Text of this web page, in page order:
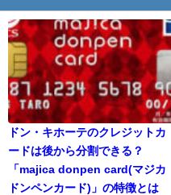
ドン・キホーテのクレジットカ
ードは後から分割できる？
「majica donpen card(マジカ
ドンペンカード)」の特徴とは